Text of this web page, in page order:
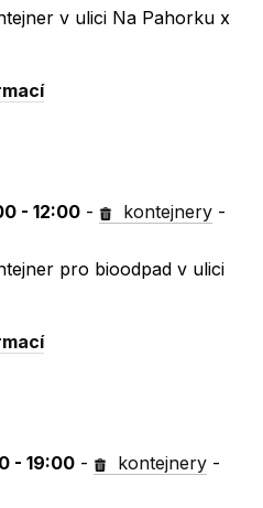
v ulici Na Pahorku x
- 12:00 - kontejnery -
pro bioodpad v ulici
- 19:00 - kontejnery -